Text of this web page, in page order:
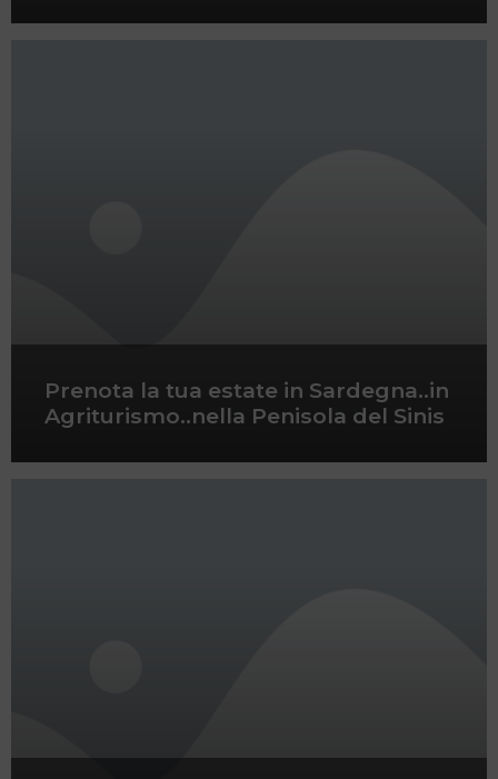
Prenota la tua estate in Sardegna..in
Agriturismo..nella Penisola del Sinis